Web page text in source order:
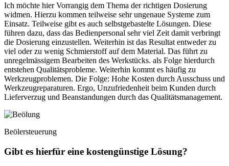
Ich möchte hier Vorrangig dem Thema der richtigen Dosierung
widmen. Hierzu kommen teilweise sehr ungenaue Systeme zum
Einsatz. Teilweise gibt es auch selbstgebastelte Lösungen. Diese
führen dazu, dass das Bedienpersonal sehr viel Zeit damit verbringt
die Dosierung einzustellen. Weiterhin ist das Resultat entweder zu
viel oder zu wenig Schmierstoff auf dem Material. Das führt zu
unregelmässigem Bearbeiten des Werkstücks. als Folge hierdurch
entstehen Qualitätsprobleme. Weiterhin kommt es häufig zu
Werkzeugproblemen. Die Folge: Hohe Kosten durch Ausschuss und
Werkzeugreparaturen. Ergo, Unzufriedenheit beim Kunden durch
Lieferverzug und Beanstandungen durch das Qualitätsmanagement.
Beölersteuerung
Gibt es hierfür eine kostengünstige Lösung?